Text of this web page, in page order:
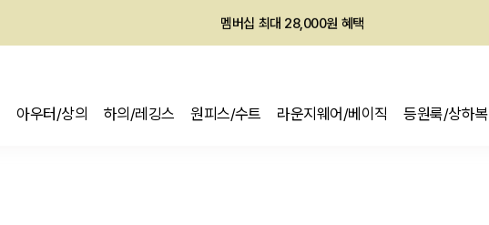
멤버십 최대 28,000원 혜택
아우터/상의 하의/레깅스 원피스/수트 라운지웨어/베이직 등원룩/상하복